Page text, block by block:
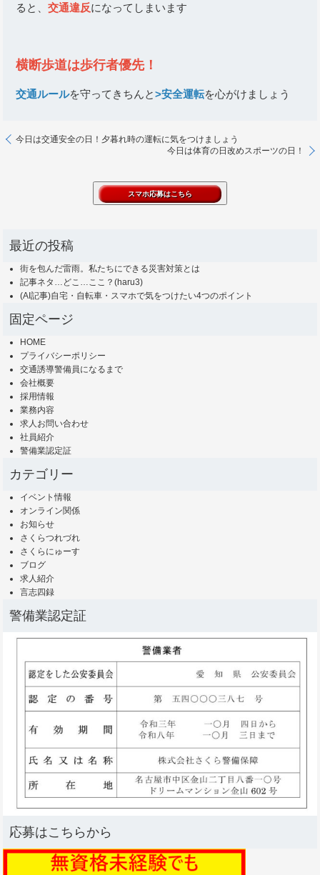
ると、交通違反になってしまいます
横断歩道は歩行者優先！
交通ルールを守ってきちんと>安全運転を心がけましょう
今日は交通安全の日！夕暮れ時の運転に気をつけましょう
今日は体育の日改めスポーツの日！
最近の投稿
街を包んだ雷雨。私たちにできる災害対策とは
記事ネタ…どこ…ここ？(haru3)
(AI記事)自宅・自転車・スマホで気をつけたい4つのポイント
固定ページ
HOME
プライバシーポリシー
交通誘導警備員になるまで
会社概要
採用情報
業務内容
求人お問い合わせ
社員紹介
警備業認定証
カテゴリー
イベント情報
オンライン関係
お知らせ
さくらつれづれ
さくらにゅーす
ブログ
求人紹介
言志四録
警備業認定証
応募はこちらから